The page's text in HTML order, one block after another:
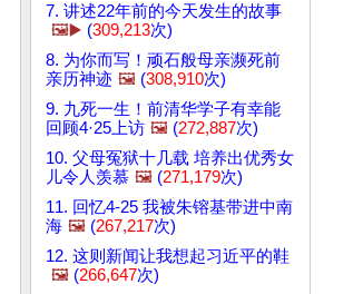
7. 讲述22年前的今天发生的故事
🖼️▶️ (309,213次)
8. 为你而写！顽石般母亲濒死前
亲历神迹 🖼️ (308,910次)
9. 九死一生！前清华学子有幸能
回顾4·25上访 🖼️ (272,887次)
10. 父母冤狱十几载 培养出优秀女
儿令人羡慕 🖼️ (271,179次)
11. 回忆4-25 我被朱镕基带进中南
海 🖼️ (267,217次)
12. 这则新闻让我想起习近平的鞋
🖼️ (266,647次)